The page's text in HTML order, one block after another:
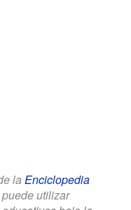
la Enciclopedia
utilizar